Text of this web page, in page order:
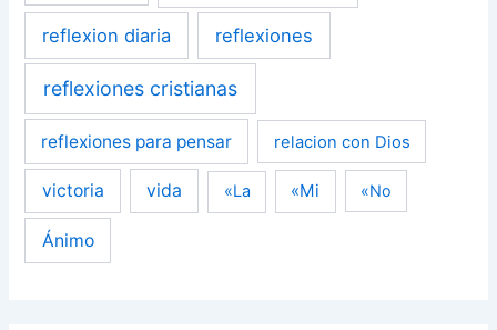
reflexion diaria reflexiones
reflexiones cristianas
reflexiones para pensar relacion con Dios
victoria vida «La «Mi «No
Ánimo